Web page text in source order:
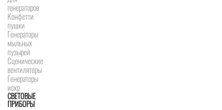
генераторов
Конфетти
пушки
Генераторы
мыльных
пузырей
Сценические
вентиляторы
Генераторы
искр
СВЕТОВЫЕ
ПРИБОРЫ